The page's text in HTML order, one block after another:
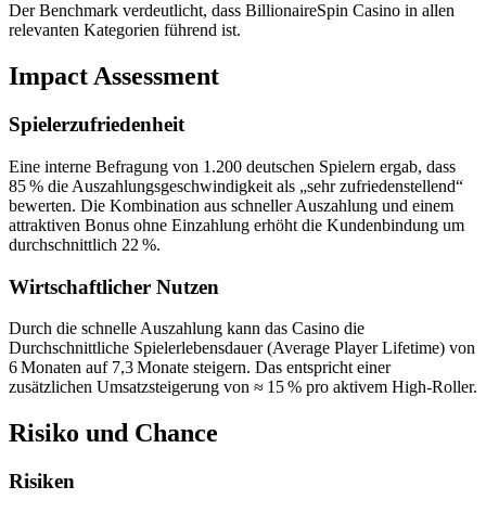
Der Benchmark verdeutlicht, dass BillionaireSpin Casino in allen
relevanten Kategorien führend ist.
Impact Assessment
Spielerzufriedenheit
Eine interne Befragung von 1.200 deutschen Spielern ergab, dass
85 % die Auszahlungsgeschwindigkeit als „sehr zufriedenstellend“
bewerten. Die Kombination aus schneller Auszahlung und einem
attraktiven Bonus ohne Einzahlung erhöht die Kundenbindung um
durchschnittlich 22 %.
Wirtschaftlicher Nutzen
Durch die schnelle Auszahlung kann das Casino die
Durchschnittliche Spielerlebensdauer (Average Player Lifetime) von
6 Monaten auf 7,3 Monate steigern. Das entspricht einer
zusätzlichen Umsatzsteigerung von ≈ 15 % pro aktivem High‑Roller.
Risiko und Chance
Risiken